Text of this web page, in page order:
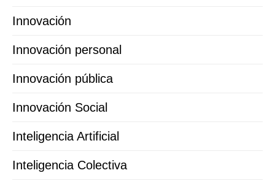
Innovación
Innovación personal
Innovación pública
Innovación Social
Inteligencia Artificial
Inteligencia Colectiva